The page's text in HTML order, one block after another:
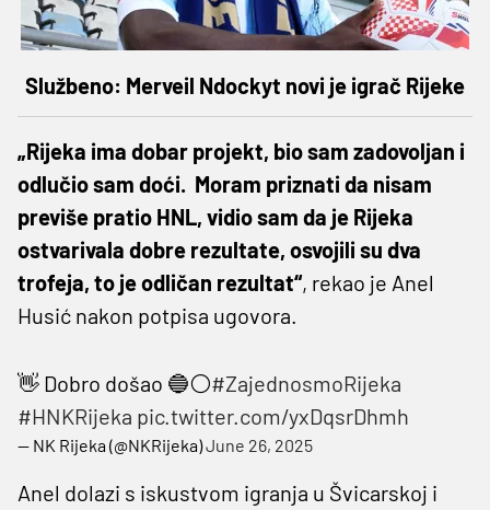
Službeno: Merveil Ndockyt novi je igrač Rijeke
„Rijeka ima dobar projekt, bio sam zadovoljan i
odlučio sam doći. Moram priznati da nisam
previše pratio HNL, vidio sam da je Rijeka
ostvarivala dobre rezultate, osvojili su dva
trofeja, to je odličan rezultat“, rekao je Anel
Husić nakon potpisa ugovora.
👋 Dobro došao 🔵⚪️#ZajednosmoRijeka
#HNKRijeka pic.twitter.com/yxDqsrDhmh
— NK Rijeka (@NKRijeka)June 26, 2025
Anel dolazi s iskustvom igranja u Švicarskoj i